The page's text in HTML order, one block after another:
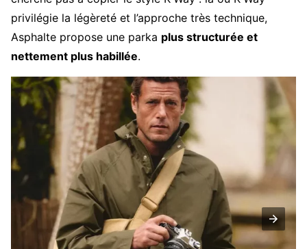
privilégie la légèreté et l’approche très technique,
Asphalte propose une parka plus structurée et
nettement plus habillée.